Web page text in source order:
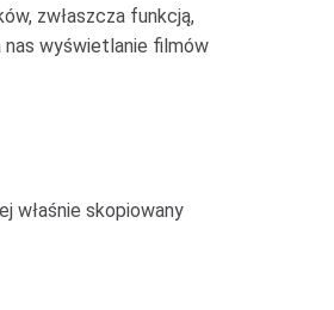
zwłaszcza funkcją,
nas wyświetlanie filmów
właśnie skopiowany